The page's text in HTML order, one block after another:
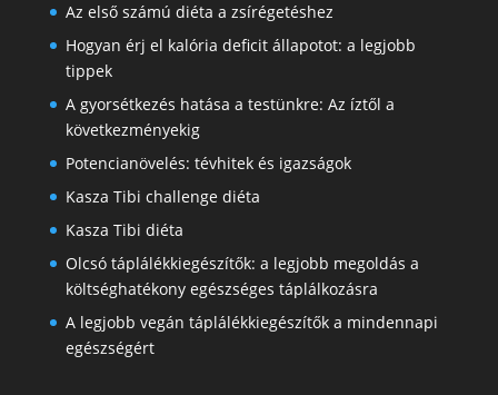
Az első számú diéta a zsírégetéshez
Hogyan érj el kalória deficit állapotot: a legjobb
tippek
A gyorsétkezés hatása a testünkre: Az íztől a
következményekig
Potencianövelés: tévhitek és igazságok
Kasza Tibi challenge diéta
Kasza Tibi diéta
Olcsó táplálékkiegészítők: a legjobb megoldás a
költséghatékony egészséges táplálkozásra
A legjobb vegán táplálékkiegészítők a mindennapi
egészségért